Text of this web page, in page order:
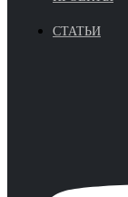
СТАТЬИ